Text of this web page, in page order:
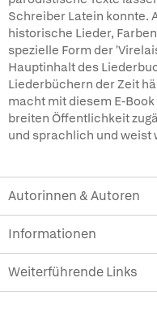
Schreiber Latein konnte.
historische Lieder,
spezielle Form der
Hauptinhalt des
Liederbüchern der Zeit
macht mit diesem E-
breiten Öffentlichkeit
und sprachlich und weist
Autorinnen & Autoren
Informationen
Weiterführende Links